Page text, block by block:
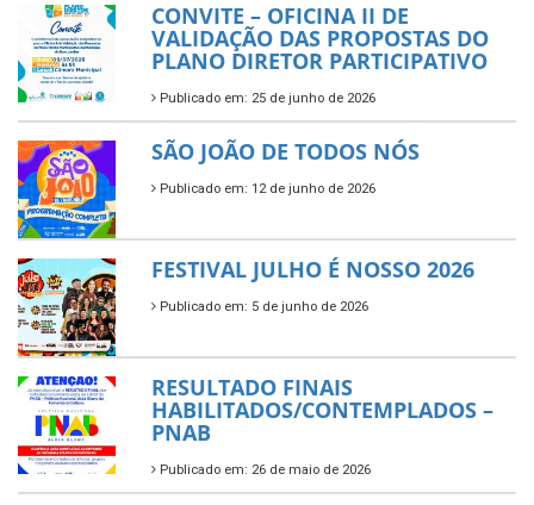
CONVITE – OFICINA II DE
VALIDAÇÃO DAS PROPOSTAS DO
PLANO DIRETOR PARTICIPATIVO
Publicado em: 25 de junho de 2026
SÃO JOÃO DE TODOS NÓS
Publicado em: 12 de junho de 2026
FESTIVAL JULHO É NOSSO 2026
Publicado em: 5 de junho de 2026
RESULTADO FINAIS
HABILITADOS/CONTEMPLADOS –
PNAB
Publicado em: 26 de maio de 2026